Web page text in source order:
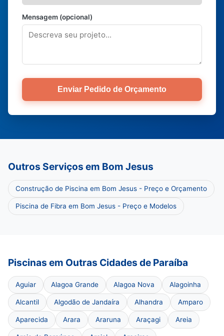
Mensagem (opcional)
Enviar Pedido de Orçamento
Outros Serviços em Bom Jesus
Construção de Piscina em Bom Jesus - Preço e Orçamento
Piscina de Fibra em Bom Jesus - Preço e Modelos
Piscinas em Outras Cidades de Paraíba
Aguiar Alagoa Grande Alagoa Nova Alagoinha
Alcantil Algodão de Jandaíra Alhandra Amparo
Aparecida Arara Araruna Araçagi Areia